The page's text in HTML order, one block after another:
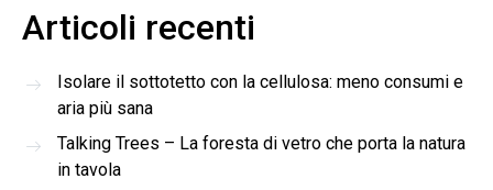
Articoli recenti
Isolare il sottotetto con la cellulosa: meno consumi e
aria più sana
Talking Trees – La foresta di vetro che porta la natura
in tavola